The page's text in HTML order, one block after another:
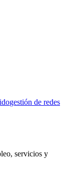
gestión de redes
servicios y